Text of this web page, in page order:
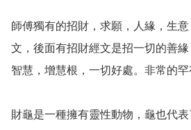
師傅獨有的招財，求願，人緣，生
文，後面有招財經文是招一切的善緣
智慧，增慧根，一切好處。非常的罕
財龜是一種擁有靈性動物，龜也代